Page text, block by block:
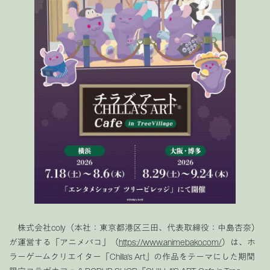
株式会社coly（本社：東京都港区三田、代表取締役：中島杏奈）
が運営する「アニメバコ」（https://www.animebako.com/）は、ホ
ラーゲームクリエイター「Chilla's Art」の作品をテーマにした期間